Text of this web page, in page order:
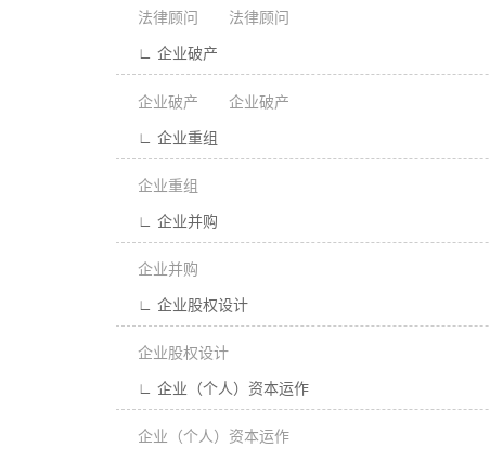
法律顾问 法律顾问
∟ 企业破产
企业破产 企业破产
∟ 企业重组
企业重组
∟ 企业并购
企业并购
∟ 企业股权设计
企业股权设计
∟ 企业（个人）资本运作
企业（个人）资本运作